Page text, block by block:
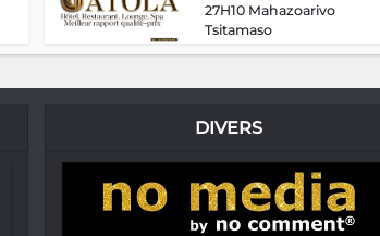
27H10 Mahazoarivo
Tsitamaso
DIVERS